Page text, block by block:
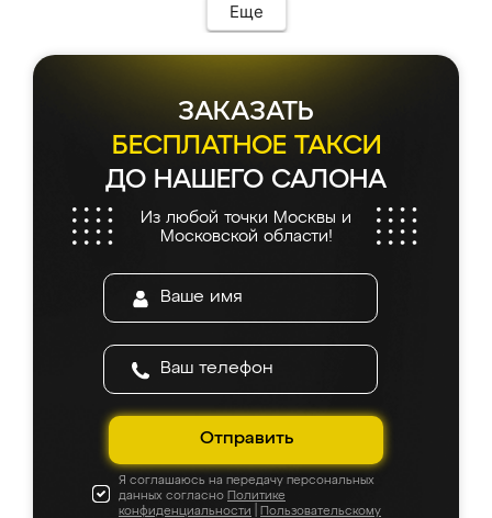
Еще
ЗАКАЗАТЬ
БЕСПЛАТНОЕ ТАКСИ
ДО НАШЕГО САЛОНА
Из любой точки Москвы и
Московской области!
Отправить
Я соглашаюсь на передачу персональных
данных согласно Политике
конфиденциальности
Пользовательскому